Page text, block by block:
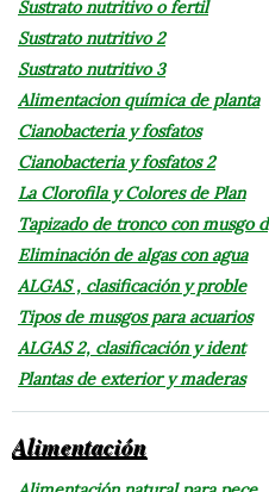
Sustrato nutritivo o fertil
Sustrato nutritivo 2
Sustrato nutritivo 3
Alimentacion química de planta
Cianobacteria y fosfatos
Cianobacteria y fosfatos 2
La Clorofila y Colores de Plan
Tapizado de tronco con musgo d
Eliminación de algas con agua
ALGAS , clasificación y proble
Tipos de musgos para acuarios
ALGAS 2, clasificación y ident
Plantas de exterior y maderas
Alimentación